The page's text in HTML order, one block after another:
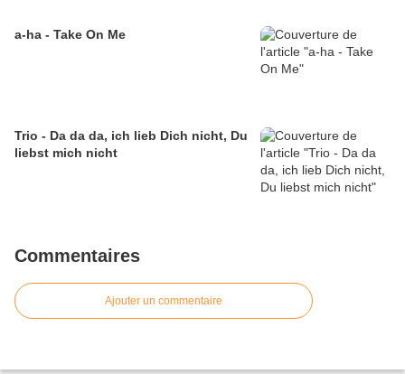
a-ha - Take On Me
Trio - Da da da, ich lieb Dich nicht, Du
liebst mich nicht
Commentaires
Ajouter un commentaire